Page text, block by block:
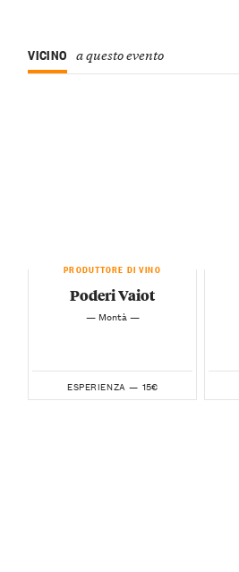
VICINO a questo evento
PRODUTTORE DI VINO
Poderi Vaiot
— Montà —
ESPERIENZA — 15€